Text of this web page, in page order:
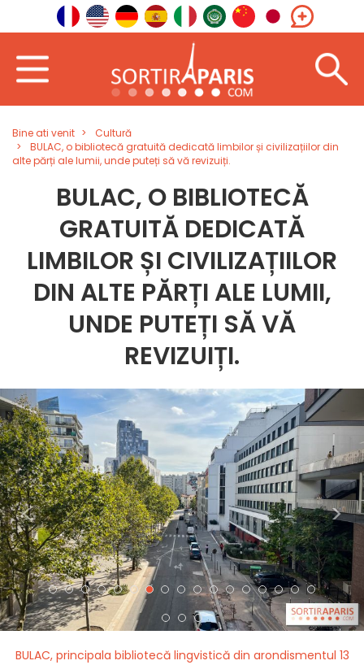
Bine ati venit
Cultură
BULAC, o bibliotecă gratuită dedicată limbilor și civilizațiilor din
alte părți ale lumii, unde puteți să vă revizuiți.
BULAC, O BIBLIOTECĂ
GRATUITĂ DEDICATĂ
LIMBILOR ȘI CIVILIZAȚIILOR
DIN ALTE PĂRȚI ALE LUMII,
UNDE PUTEȚI SĂ VĂ
REVIZUIȚI.
< >
BULAC, principala bibliotecă lingvistică din arondismentul 13